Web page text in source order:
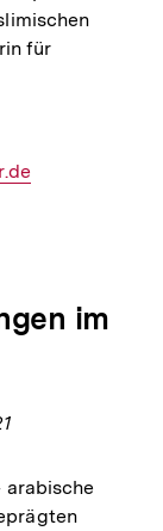
für
im
arabische